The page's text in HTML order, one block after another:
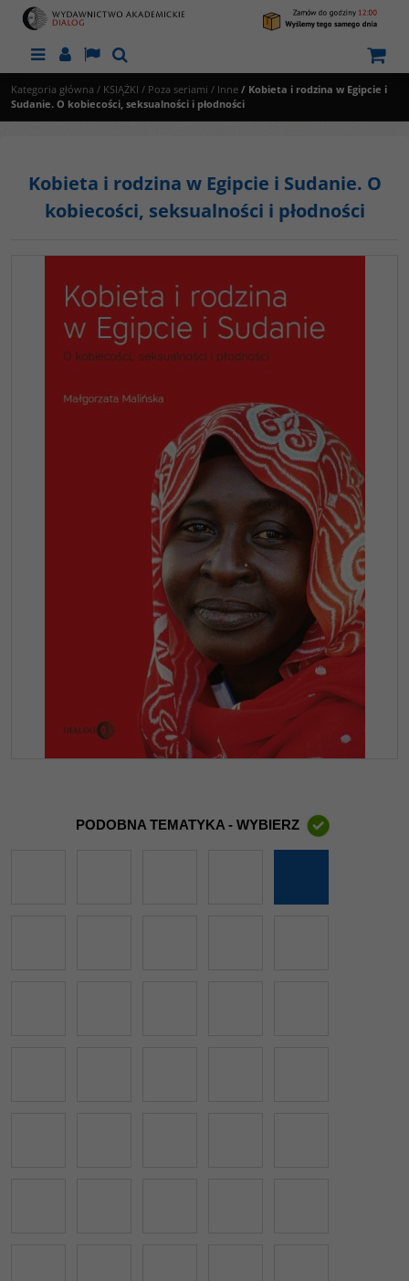
MenuPanelLangSzukaj
Kategoria główna / KSIĄŻKI / Poza seriami / Inne / Kobieta i rodzina w Egipcie i
Sudanie. O kobiecości, seksualności i płodności
Kobieta i rodzina w Egipcie i Sudanie. O
kobiecości, seksualności i płodności
PODOBNA TEMATYKA - WYBIERZ